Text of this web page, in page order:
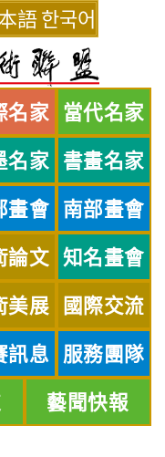
語한국어
名家 當代名家
名家 書畫名家
畫會 南部畫會
論文 知名畫會
美展 國際交流
訊息 服務團隊
藝聞快報